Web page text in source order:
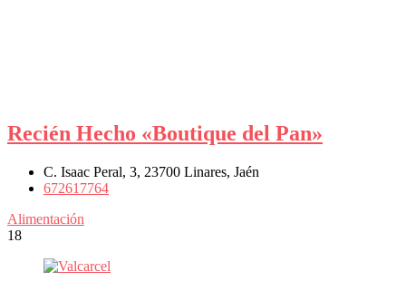
Recién Hecho «Boutique del Pan»
C. Isaac Peral, 3, 23700 Linares, Jaén
672617764
Alimentación
18